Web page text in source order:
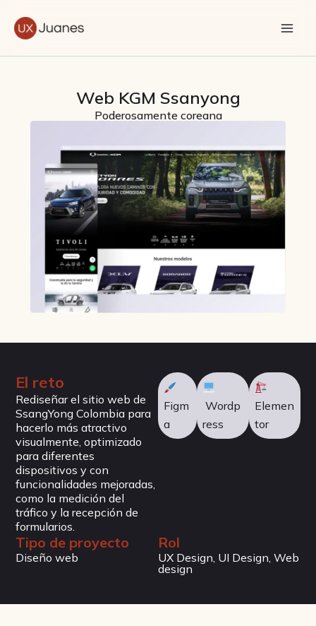
contenido
Web KGM Ssanyong
Poderosamente coreana
El reto
Rediseñar el sitio web de
SsangYong Colombia para
hacerlo más atractivo
visualmente, optimizado
para diferentes
dispositivos y con
funcionalidades mejoradas,
como la medición del
tráfico y la recepción de
formularios.
Figm
a
Wordp
ress
Elemen
tor
Tipo de proyecto
Diseño web
Rol
UX Design, UI Design, Web
design